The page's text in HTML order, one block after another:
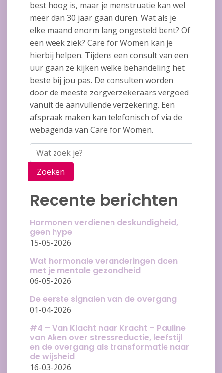
best hoog is, maar je menstruatie kan wel
meer dan 30 jaar gaan duren. Wat als je
elke maand enorm lang ongesteld bent? Of
een week ziek? Care for Women kan je
hierbij helpen. Tijdens een consult van een
uur gaan ze kijken welke behandeling het
beste bij jou pas. De consulten worden
door de meeste zorgverzekeraars vergoed
vanuit de aanvullende verzekering. Een
afspraak maken kan telefonisch of via de
webagenda van Care for Women.
Zoeken
Recente berichten
Hormonen verdienen deskundigheid,
geen hype
15-05-2026
Wat hormonale veranderingen doen
met je mentale gezondheid
06-05-2026
De eerste signalen van de overgang
01-04-2026
#4 – Van Klacht naar Kracht – Pauline
van Aken over stressreductie, leefstijl
en de overgang als transformatie naar
de wijsheid
16-03-2026